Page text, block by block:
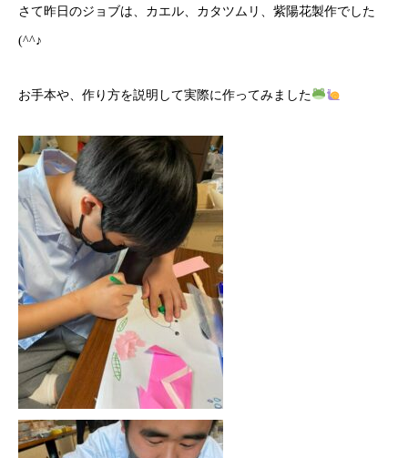
さて昨日のジョブは、カエル、カタツムリ、紫陽花製作でした
(^^♪
お手本や、作り方を説明して実際に作ってみました